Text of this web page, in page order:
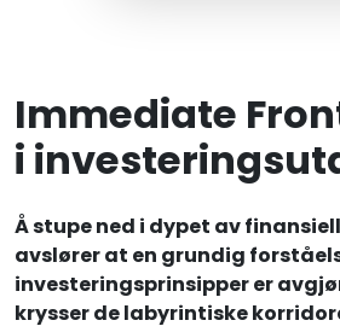
Immediate
i
Å stupe ned i dypet av
avslører at en grundig
investeringsprinsipper er
krysser de labyrintiske